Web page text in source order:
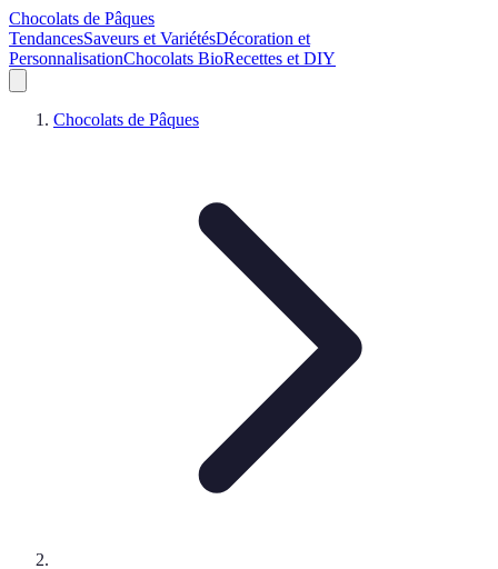
Chocolats de Pâques
TendancesSaveurs et VariétésDécoration et
PersonnalisationChocolats BioRecettes et DIY
Chocolats de Pâques